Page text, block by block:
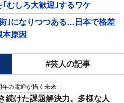
むしろ大歓迎｣するワケ
｣になりつつある…日本で格差
本原因
#芸人の記事
年の電通が描く未来
続けた課題解決力。多様な人